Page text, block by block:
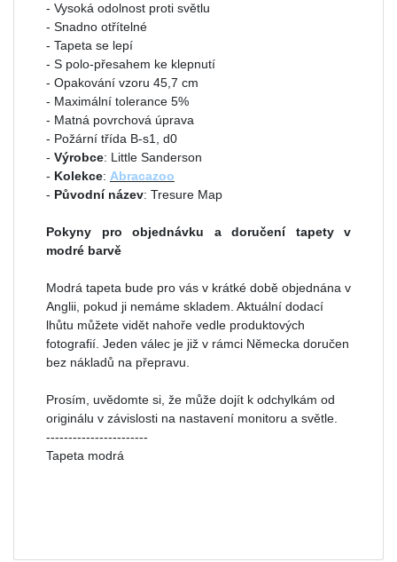
- Vysoká odolnost proti světlu
- Snadno otřítelné
- Tapeta se lepí
- S polo-přesahem ke klepnutí
- Opakování vzoru 45,7 cm
- Maximální tolerance 5%
- Matná povrchová úprava
- Požární třída B-s1, d0
- Výrobce: Little Sanderson
- Kolekce: Abracazoo
- Původní název: Tresure Map
Pokyny pro objednávku a doručení tapety v
modré barvě
Modrá tapeta bude pro vás v krátké době objednána v
Anglii, pokud ji nemáme skladem. Aktuální dodací
lhůtu můžete vidět nahoře vedle produktových
fotografií. Jeden válec je již v rámci Německa doručen
bez nákladů na přepravu.
Prosím, uvědomte si, že může dojít k odchylkám od
originálu v závislosti na nastavení monitoru a světle.
-----------------------
Tapeta modrá